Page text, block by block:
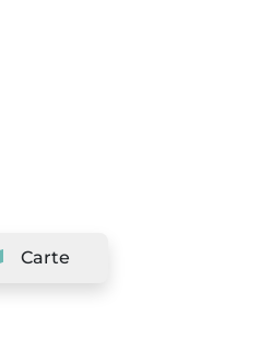
Carte